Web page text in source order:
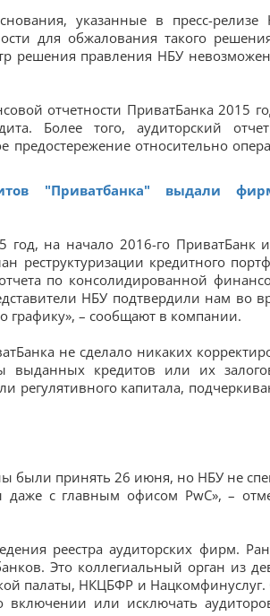
указанные в пресс-релизе
для обжалования такого
решения правления НБУ
отчетности ПриватБанка 2015
Более того, аудиторский
предостережение относительно
"Приватбанка" выдали
год, на начало 2016-го ПриватБанк
реструктуризации кредитного
по консолидированной
НБУ подтвердили нам во
графику», – сообщают в компании.
не сделало никаких
выданных кредитов или их
регулятивного капитала,
были принять 26 июня, но НБУ не
даже с главным офисом PwC», –
реестра аудиторских фирм.
Это коллегиальный орган из
палаты, НКЦБФР и Нацкомфинуслуг.
включении или исключать